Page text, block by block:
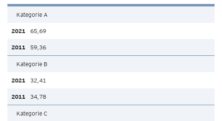
Kategorie A
65,69
59,36
Kategorie B
32,41
34,78
Kategorie C